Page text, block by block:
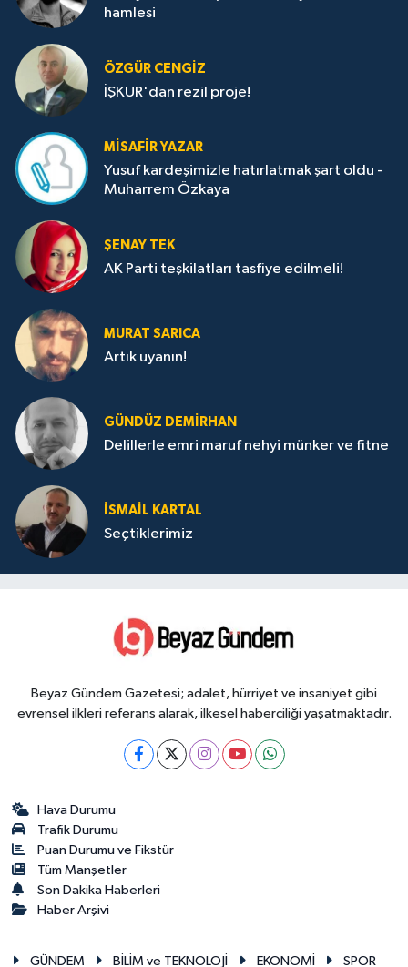
hamlesi
ÖZGÜR CENGIZ
İŞKUR'dan rezil proje!
MISAFIR YAZAR
Yusuf kardeşimizle hatırlatmak şart oldu -
Muharrem Özkaya
ŞENAY TEK
AK Parti teşkilatları tasfiye edilmeli!
MURAT SARICA
Artık uyanın!
GÜNDÜZ DEMIRHAN
Delillerle emri maruf nehyi münker ve fitne
İSMAIL KARTAL
Seçtiklerimiz
Beyaz Gündem Gazetesi; adalet, hürriyet ve insaniyet gibi
evrensel ilkleri referans alarak, ilkesel haberciliği yaşatmaktadır.
Hava Durumu
Trafik Durumu
Puan Durumu ve Fikstür
Tüm Manşetler
Son Dakika Haberleri
Haber Arşivi
GÜNDEM BİLİM ve TEKNOLOJİ EKONOMİ SPOR